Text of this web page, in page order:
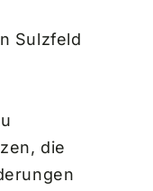
Sulzfeld
die